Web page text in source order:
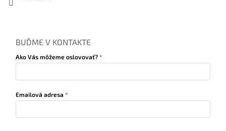
BUĎME V KONTAKTE
Ako Vás môžeme oslovovať?
Emailová adresa